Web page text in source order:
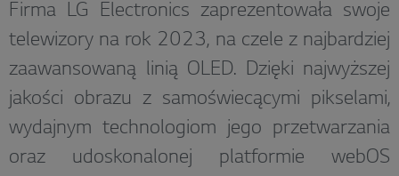
Firma LG Electronics zaprezentowała swoje
telewizory na rok 2023, na czele z najbardziej
zaawansowaną linią OLED. Dzięki najwyższej
jakości obrazu z samoświecącymi pikselami,
wydajnym technologiom jego przetwarzania
oraz udoskonalonej platformie webOS